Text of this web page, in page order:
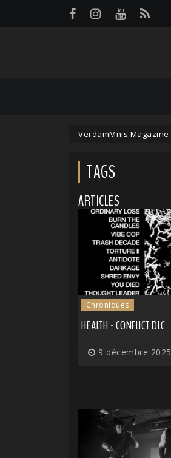
VerdamMnis Magazine
TAGS
ARTICLES
Chroniques
HEALTH - CONFLICT DLC
9 décembre 2025
Panneau de gestion des cookies